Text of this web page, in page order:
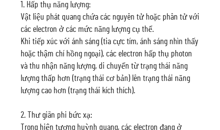
1. Hấp thụ năng lượng:
Vật liệu phát quang chứa các nguyên tử hoặc phân tử với
các electron ở các mức năng lượng cụ thể.
Khi tiếp xúc với ánh sáng (tia cực tím, ánh sáng nhìn thấy
hoặc thậm chí hồng ngoại), các electron hấp thụ photon
và thu nhận năng lượng, di chuyển từ trạng thái năng
lượng thấp hơn (trạng thái cơ bản) lên trạng thái năng
lượng cao hơn (trạng thái kích thích).
2. Thư giãn phi bức xạ:
Trong hiện tượng huỳnh quang, các electron đang ở